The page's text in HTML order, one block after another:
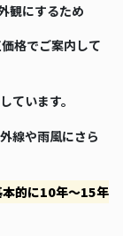
観にするため
格でご案内して
ています。
線や雨風にさら
本的に10年～15年